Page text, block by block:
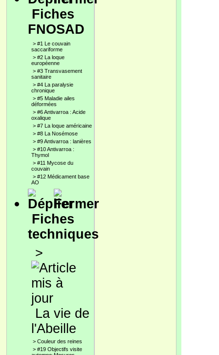
Fiches
FNOSAD
> #1 Le couvain
saccariforme
> #2 La loque
européenne
> #3 Transvasement
sanitaire
> #4 La paralysie
chronique
> #5 Maladie ailes
déformées
> #6 Antivarroa : Acide
oxalique
> #7 La loque américaine
> #8 La Nosémose
> #9 Antivarroa : lanières
> #10 Antivarroa :
Thymol
> #11 Mycose du
couvain
> #12 Médicament base
AO
Fiches
techniques
>
La vie de
l'Abeille
> Couleur des reines
> #19 Objectifs visite